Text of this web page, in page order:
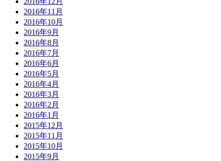
2016年11月
2016年10月
2016年9月
2016年8月
2016年7月
2016年6月
2016年5月
2016年4月
2016年3月
2016年2月
2016年1月
2015年12月
2015年11月
2015年10月
2015年9月